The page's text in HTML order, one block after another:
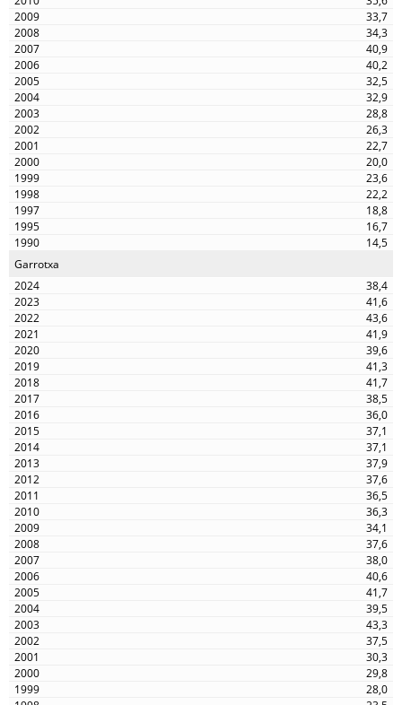
33,7
34,3
40,9
40,2
32,5
32,9
28,8
26,3
22,7
20,0
23,6
22,2
18,8
16,7
14,5
Garrotxa
38,4
41,6
43,6
41,9
39,6
41,3
41,7
38,5
36,0
37,1
37,1
37,9
37,6
36,5
36,3
34,1
37,6
38,0
40,6
41,7
39,5
43,3
37,5
30,3
29,8
28,0